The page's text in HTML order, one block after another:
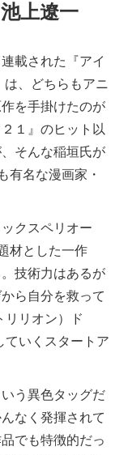
上遼一
載された『アイ
、どちらもアニ
を手掛けたのが
１』のヒット以
そんな稲垣氏が
有名な漫画家・
クスペリオー
材とした一作
技術力はあるが
ら自分を救って
リリオン）ド
ていくスタートア
う異色タッグだ
なく発揮されて
でも特徴的だっ